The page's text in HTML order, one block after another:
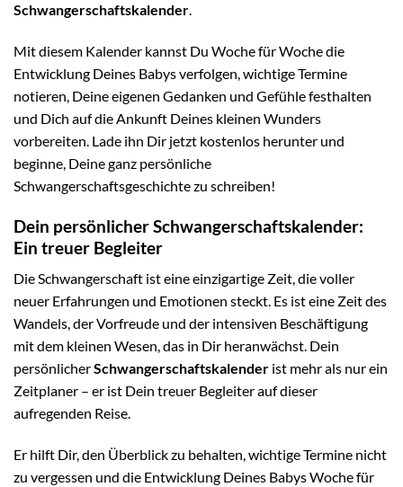
Schwangerschaftskalender.
Mit diesem Kalender kannst Du Woche für Woche die
Entwicklung Deines Babys verfolgen, wichtige Termine
notieren, Deine eigenen Gedanken und Gefühle festhalten
und Dich auf die Ankunft Deines kleinen Wunders
vorbereiten. Lade ihn Dir jetzt kostenlos herunter und
beginne, Deine ganz persönliche
Schwangerschaftsgeschichte zu schreiben!
Dein persönlicher Schwangerschaftskalender:
Ein treuer Begleiter
Die Schwangerschaft ist eine einzigartige Zeit, die voller
neuer Erfahrungen und Emotionen steckt. Es ist eine Zeit des
Wandels, der Vorfreude und der intensiven Beschäftigung
mit dem kleinen Wesen, das in Dir heranwächst. Dein
persönlicherSchwangerschaftskalender ist mehr als nur ein
Zeitplaner – er ist Dein treuer Begleiter auf dieser
aufregenden Reise.
Er hilft Dir, den Überblick zu behalten, wichtige Termine nicht
zu vergessen und die Entwicklung Deines Babys Woche für